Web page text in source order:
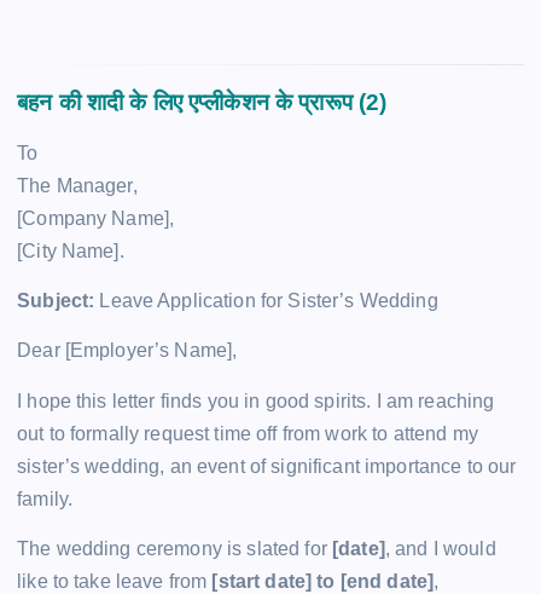
बहन की शादी के लिए एप्लीकेशन के प्रारूप (2)
To
The Manager,
[Company Name],
[City Name].
Subject: Leave Application for Sister’s Wedding
Dear [Employer’s Name],
I hope this letter finds you in good spirits. I am reaching
out to formally request time off from work to attend my
sister’s wedding, an event of significant importance to our
family.
The wedding ceremony is slated for [date], and I would
like to take leave from [start date] to [end date],